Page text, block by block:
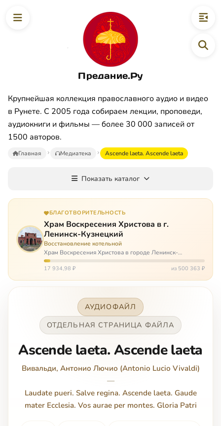
Предание.Ру
Крупнейшая коллекция православного аудио и видео
в Рунете. С 2005 года собираем лекции, проповеди,
аудиокниги и фильмы — более 30 000 записей от
1500 авторов.
Главная Медиатека Ascende laeta. Ascende laeta
Показать каталог
БЛАГОТВОРИТЕЛЬНОСТЬ
Храм Воскресения Христова в г.
Ленинск-Кузнецкий
Восстановление котельной
Храм Воскресения Христова в городе Ленинск-
Кузнецкий в Кемеровской области – совсем новый, он
открылся всего 20 назад. И сейчас храм может вообще
17 934,98 ₽ из 500 363 ₽
АУДИОФАЙЛ
ОТДЕЛЬНАЯ СТРАНИЦА ФАЙЛА
Ascende laeta. Ascende laeta
Вивальди, Антонио Лючио (Antonio Lucio Vivaldi)
—
Laudate pueri. Salve regina. Ascende laeta. Gaude
mater Ecclesia. Vos aurae per montes. Gloria Patri